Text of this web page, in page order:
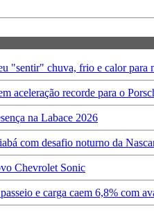
"sentir" chuva, frio e calor para
aceleração recorde para o
na Labace 2026
com desafio noturno da
Chevrolet Sonic
e carga caem 6,8% com